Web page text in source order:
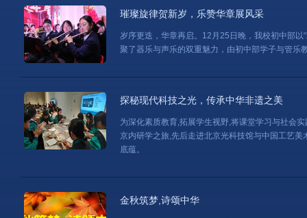
璀璨旋律贺新岁，乐赞华章展风采
岁序更迭，华章再启。12月25日晚，我校初中部以
聚了器乐与声乐的双重魅力，由初中部学子与管乐
探秘现代科技之光，传承中华非遗之美
为深化素质教育,拓展学生视野,将课堂学习与社会
京内研学之旅,先后走进北京光科技馆与中国工艺
底蕴。
金秋筑梦,诗颂中华